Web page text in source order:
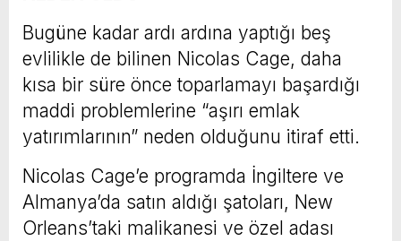
Bugüne kadar ardı ardına yaptığı beş
evlilikle de bilinen Nicolas Cage, daha
kısa bir süre önce toparlamayı başardığı
maddi problemlerine “aşırı emlak
yatırımlarının” neden olduğunu itiraf etti.
Nicolas Cage’e programda İngiltere ve
Almanya’da satın aldığı şatoları, New
Orleans’taki malikanesi ve özel adası